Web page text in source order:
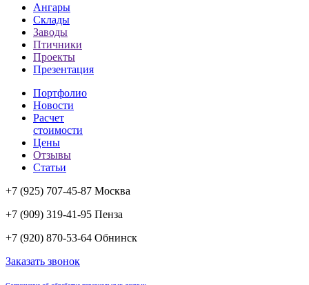
Ангары
Склады
Заводы
Птичники
Проекты
Презентация
Портфолио
Новости
Расчет
стоимости
Цены
Отзывы
Статьи
+7 (925) 707-45-87 Москва
+7 (909) 319-41-95 Пенза
+7 (920) 870-53-64 Обнинск
Заказать звонок